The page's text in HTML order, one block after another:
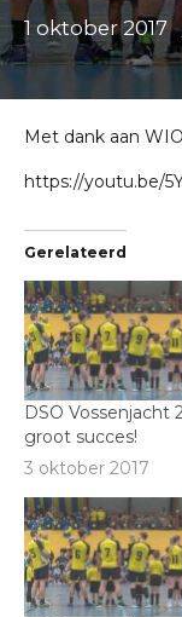
1 oktober 2017
Met dank aan
https://youtu.be/
Gerelateerd
DSO Vossenjacht
groot succes!
3 oktober 2017